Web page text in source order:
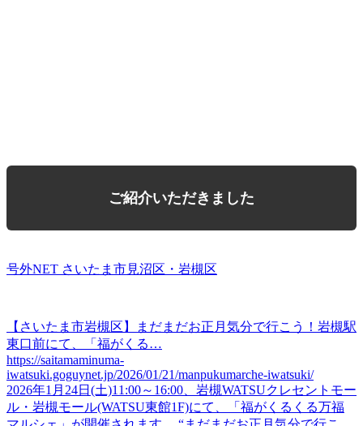
ご紹介いただきました
号外NET さいたま市見沼区・岩槻区
【さいたま市岩槻区】まだまだお正月気分で行こう！岩槻駅
東口前にて、「福がくる…
https://saitamaminuma-
iwatsuki.goguynet.jp/2026/01/21/manpukumarche-iwatsuki/
2026年1月24日(土)11:00～16:00、岩槻WATSUクレセントモー
ル・岩槻モール(WATSU東館1F)にて、「福がくるくる万福